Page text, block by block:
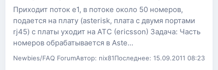
Приходит поток е1, в потоке около 50 номеров,
подается на плату (asterisk, плата с двумя портами
rj45) с платы уходит на АТС (ericsson) Задача: Часть
номеров обрабатывается в Aste...
Newbies/FAQ ForumАвтор: nix81Последнее: 15.09.2011 08:23